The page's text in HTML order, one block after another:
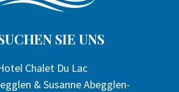
SIE UNS
Chalet Du Lac
& Susanne Abegglen-